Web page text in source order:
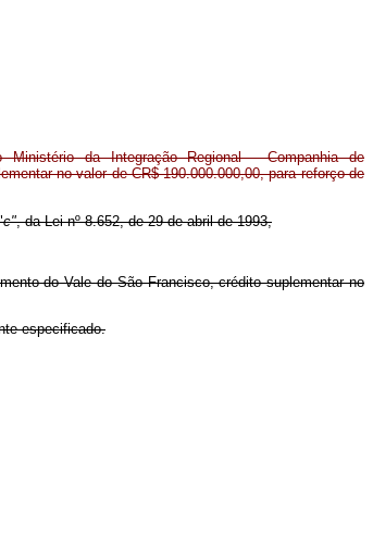
da Integração Regional - Companhia de
no valor de CR$ 190.000.000,00, para reforço de
c", da Lei nº 8.652, de 29 de abril de 1993,
do Vale do São Francisco, crédito suplementar no
especificado.